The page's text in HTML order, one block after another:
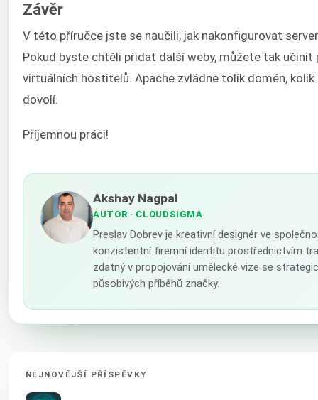
Závěr
V této příručce jste se naučili, jak nakonfigurovat
Pokud byste chtěli přidat další weby, můžete tak učinit
virtuálních hostitelů. Apache zvládne tolik domén,
dovolí.
Příjemnou práci!
Akshay Nagpal
AUTOR · CLOUDSIGMA
Preslav Dobrev je kreativní designér ve
konzistentní firemní identitu prostřednictvím
zdatný v propojování umělecké vize se
působivých příběhů značky.
NEJNOVĚJŠÍ PŘÍSPĚVKY